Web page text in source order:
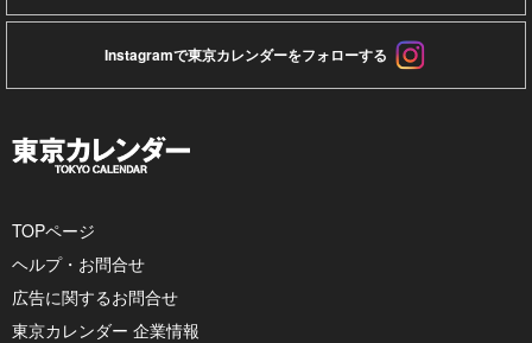
Instagramで東京カレンダーをフォローする
TOPページ
ヘルプ・お問合せ
広告に関するお問合せ
東京カレンダー 企業情報